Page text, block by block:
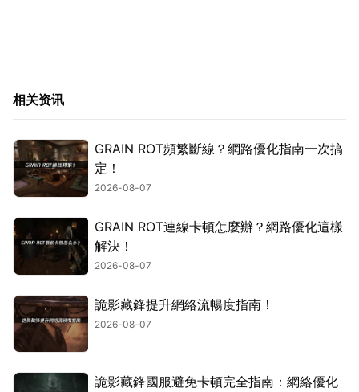
相关资讯
GRAIN ROT頻繁斷線？網路優化指南一次搞
定！
2026-08-07
GRAIN ROT連線卡頓怎麼辦？網路優化這樣
解決！
2026-08-07
詭影藏鋒提升網絡流暢度指南！
2026-08-07
詭影藏鋒國服避免卡頓完全指南：網絡優化